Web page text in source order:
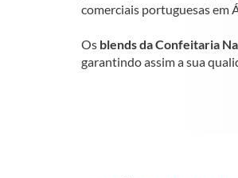
comerciais portuguesas em
Os blends da Confeitaria
garantindo assim a sua